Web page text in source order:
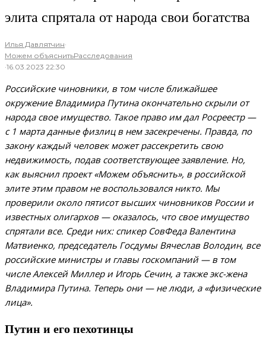
элита спрятала от народа свои богатства
Илья Давлятчин·
Можем объяснитьРасследования
·16.03.2023 22:30
Российские чиновники, в том числе ближайшее
окружение Владимира Путина окончательно скрыли от
народа свое имущество. Такое право им дал Росреестр —
с 1 марта данные физлиц в нем засекречены. Правда, по
закону каждый человек может рассекретить свою
недвижимость, подав соответствующее заявление. Но,
как выяснил проект «Можем объяснить», в российской
элите этим правом не воспользовался никто. Мы
проверили около пятисот высших чиновников России и
известных олигархов —оказалось, что свое имущество
спрятали все. Среди них: спикер СовФеда Валентина
Матвиенко, председатель Госдумы Вячеслав Володин, все
российские министры и главы госкомпаний —в том
числе Алексей Миллер и Игорь Сечин, а также экс-жена
Владимира Путина. Теперь они — не люди, а «физические
лица».
Путин и его пехотинцы